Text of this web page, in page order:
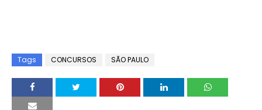
Tags CONCURSOS SÃO PAULO